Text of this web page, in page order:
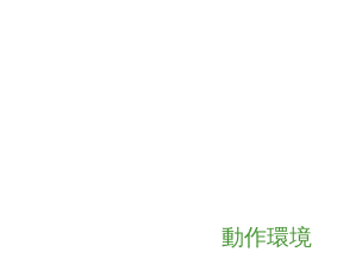
動作環境